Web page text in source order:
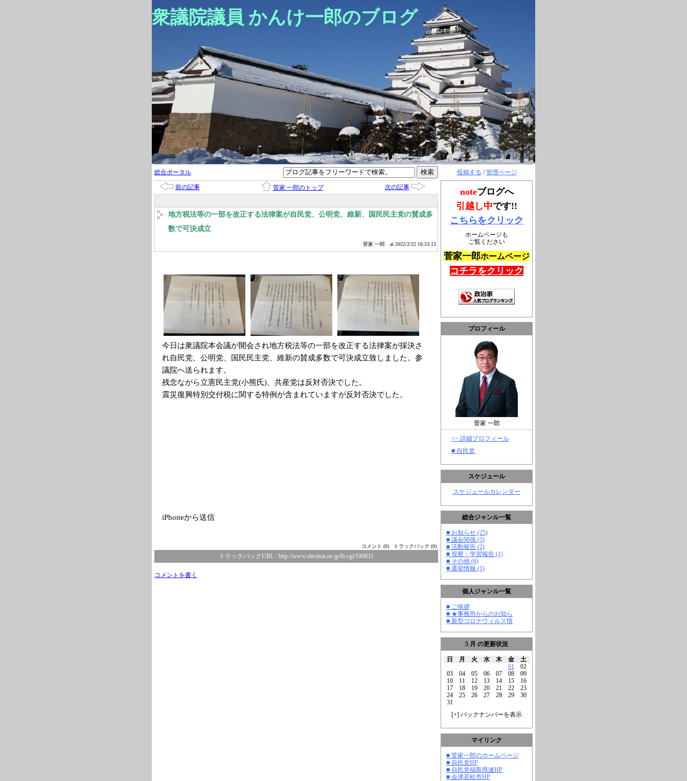
衆議院議員 かんけ一郎のブログ
投稿する /管理ページ
noteブログへ
引越し中です!!
こちらをクリック
ホームページも
ご覧ください
菅家一郎ホームページ
コチラをクリック
プロフィール
菅家 一郎
>> 詳細プロフィール
■ 自民党
スケジュール
スケジュールカレンダー
総合ジャンル一覧
■ お知らせ (25)
■ 議会関係 (3)
■ 活動報告 (2)
■ 視察・学習報告 (1)
■ その他 (6)
■ 選挙情報 (1)
個人ジャンル一覧
■ ご挨拶
■ ★事務所からのお知ら
■ 新型コロナウィルス情
5 月 の更新状況
日 月 火 水 木 金
土
01
02
03
04 05 06 07 08
09
10
11 12 13 14 15
16
17
18 19 20 21 22
23
24
25 26 27 28 29
30
31
[+] バックナンバーを表示
マイリンク
■ 菅家一郎のホームページ
■ 自民党HP
■ 自民党福島県連HP
■ 会津若松市HP
総合ポータル
前の記事 菅家 一郎のトップ 次の記事
地方税法等の一部を改正する法律案が自民党、公明党、維新、国民民主党の賛成多
数で可決成立
菅家 一郎 at 2022/2/22 16:53:13
今日は衆議院本会議が開会され地方税法等の一部を改正する法律案が採決さ
れ自民党、公明党、国民民主党、維新の賛成多数で可決成立致しました。参
議院へ送られます。
残念ながら立憲民主党(小熊氏)、共産党は反対否決でした。
震災復興特別交付税に関する特例が含まれていますが反対否決でした。
iPhoneから送信
コメント (0) トラックバック (0)
トラックバックURL : http://www.election.ne.jp/tb.cgi/100831
コメントを書く